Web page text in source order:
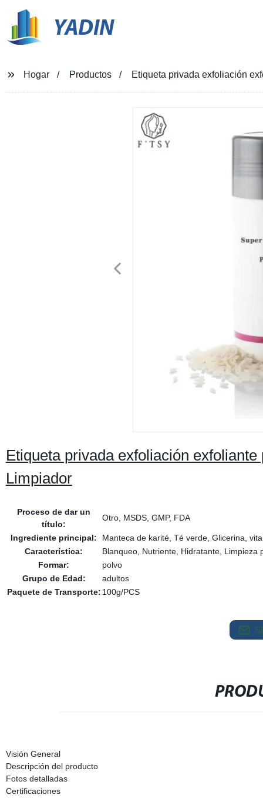
YADIN
Hogar Productos Etiqueta privada exfoliación
Etiqueta privada exfoliación
Limpiador
Proceso de dar un
título:
Otro, MSDS, GMP, FDA
Ingrediente principal:
Manteca de karité, Té verde, Glicerina,
Característica:
Blanqueo, Nutriente, Hidratante, Limpieza
Formar:
polvo
Grupo de Edad:
adultos
Paquete de Transporte: 100g/PCS
Visión General
Descripción del producto
Fotos detalladas
Certificaciones